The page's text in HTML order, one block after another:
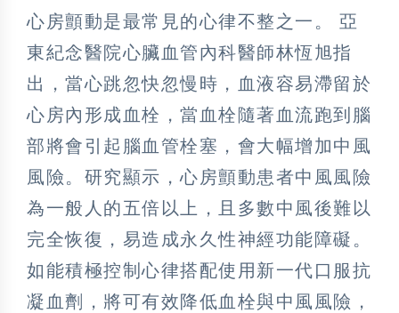
心房顫動是最常見的心律不整之一。 亞
東紀念醫院心臟血管內科醫師林恆旭指
出，當心跳忽快忽慢時，血液容易滯留於
心房內形成血栓，當血栓隨著血流跑到腦
部將會引起腦血管栓塞，會大幅增加中風
風險。研究顯示，心房顫動患者中風風險
為一般人的五倍以上，且多數中風後難以
完全恢復，易造成永久性神經功能障礙。
如能積極控制心律搭配使用新一代口服抗
凝血劑，將可有效降低血栓與中風風險，